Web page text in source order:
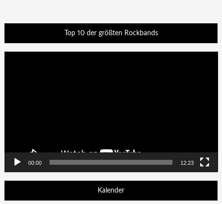
Top 10 der größten Rockbands
00:00 12:23
Kalender